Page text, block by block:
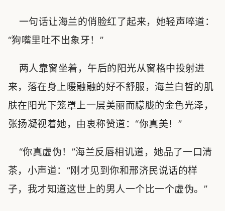
一句话让海兰的俏脸红了起来，她轻声啐道：
“狗嘴里吐不出象牙！”
两人靠窗坐着，午后的阳光从窗格中投射进
来，落在身上暖融融的好不舒服，海兰白皙的肌
肤在阳光下笼罩上一层美丽而朦胧的金色光泽，
张扬凝视着她，由衷称赞道：“你真美！”
“你真虚伪！”海兰反唇相讥道，她品了一口清
茶，小声道：“刚才见到你和邢济民说话的样
子，我才知道这世上的男人一个比一个虚伪。”